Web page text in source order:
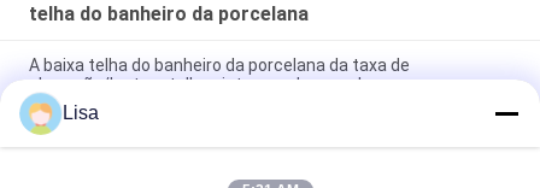
telha do banheiro da porcelana
A baixa telha do banheiro da porcelana da taxa de
absorção/lustrou telhas internas da porcelana
Tamanho bege da cor 400*800 milímetro do azulejo rústico do
projeto do mármore da forma
Lisa